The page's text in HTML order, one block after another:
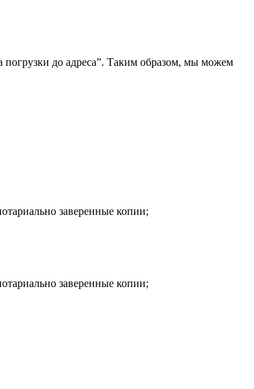
погрузки до адреса”. Таким образом, мы можем
заверенные копии;
заверенные копии;